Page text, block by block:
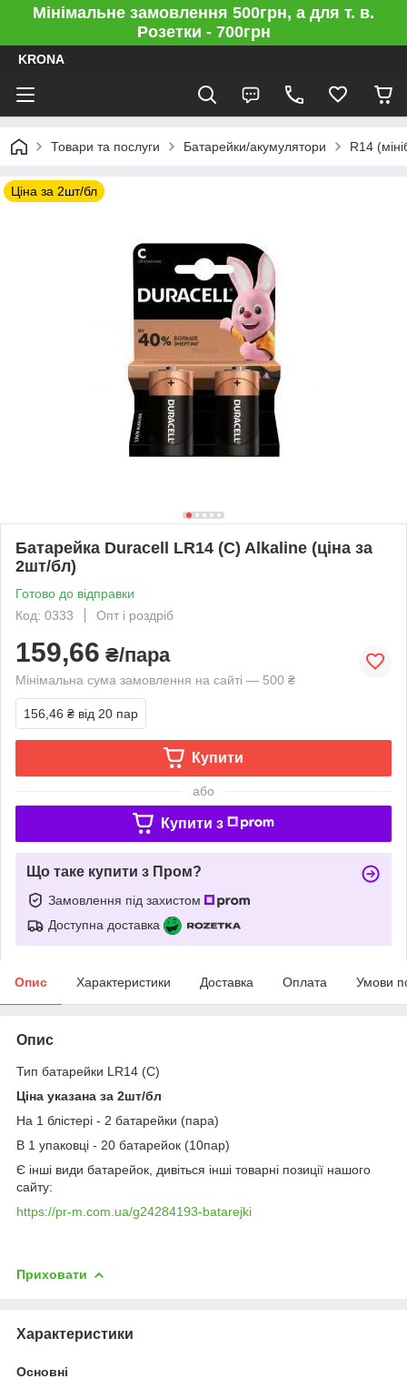
Мінімальне замовлення 500грн, а для т. в.
Розетки - 700грн
KRONA
Товари та послуги Батарейки/акумулятори R14
Ціна за 2шт/бл
Батарейка Duracell LR14 (С) Alkaline (ціна за
2шт/бл)
Готово до відправки
Код: 0333
Опт і роздріб
159,66 ₴/пара
Мінімальна сума замовлення на сайті — 500 ₴
156,46 ₴ від 20 пар
Купити
або
Купити з
Що таке купити з Пром?
Замовлення під захистом
Доступна доставка
Опис Характеристики Доставка Оплата Умови
Опис
Тип батарейки LR14 (C)
Ціна указана за 2шт/бл
На 1 блістері - 2 батарейки (пара)
В 1 упаковці - 20 батарейок (10пар)
Є інші види батарейок, дивіться інші товарні позиції нашого
сайту:
https://pr-m.com.ua/g24284193-batarejki
Приховати
Характеристики
Основні